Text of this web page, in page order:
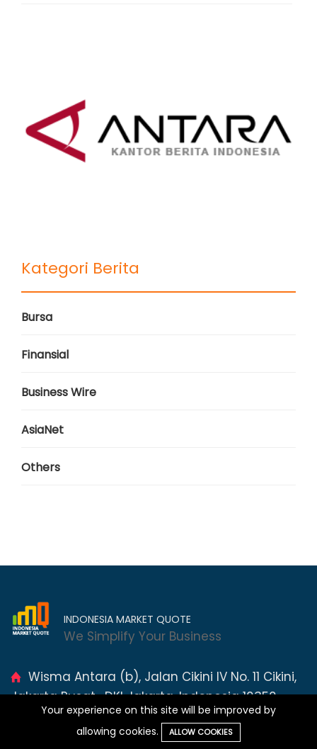
Kategori Berita
Bursa
Finansial
Business Wire
AsiaNet
Others
INDONESIA MARKET QUOTE
We Simplify Your Business
Wisma Antara (b), Jalan Cikini IV No. 11 Cikini,
Jakarta Pusat , DKI Jakarta, Indonesia 10350
+62 811-883-308
Your experience on this site will be improved by
allowing cookies.
ALLOW COOKIES